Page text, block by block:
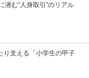
潜む“人身取引”のリアル
り支える「小学生の甲子